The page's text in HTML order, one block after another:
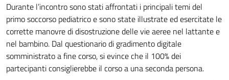
Durante l’incontro sono stati affrontati i principali temi del
primo soccorso pediatrico e sono state illustrate ed esercitate le
corrette manovre di disostruzione delle vie aeree nel lattante e
nel bambino. Dal questionario di gradimento digitale
somministrato a fine corso, si evince che il 100% dei
partecipanti consiglierebbe il corso a una seconda persona.